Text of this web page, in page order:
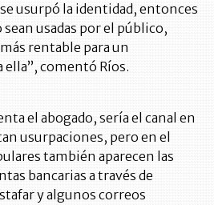
usurpó la identidad, entonces
usadas por el público,
rentable para un
ella”, comentó Ríos.
el abogado, sería el canal en
usurpaciones, pero en el
también aparecen las
bancarias a través de
y algunos correos